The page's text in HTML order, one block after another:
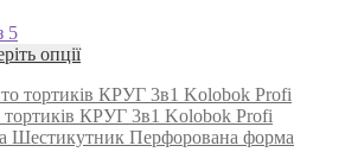
5
опціїЦей
має
кілька
варіантів.
тортиків КРУГ 3в1 Kolobok Profi
Перфорована форма